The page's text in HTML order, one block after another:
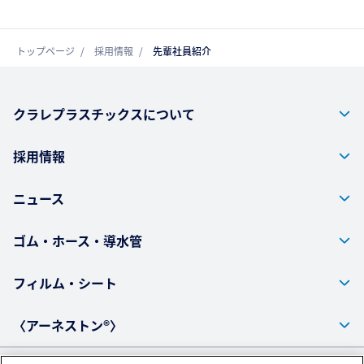
トップページ 採用情報 先輩社員紹介
クラレプラスチックスについて
採用情報
ニュース
ゴム・ホース・導水管
フィルム・シート
〈アーネストン®〉